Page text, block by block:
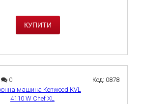
0 Код: 0878